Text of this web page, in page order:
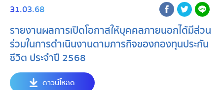
31.03.68
รายงานผลการเปิดโอกาสให้บุคคลภายนอกได้มีส่วน
ร่วมในการดำเนินงานตามภารกิจของกองทุนประกัน
ชีวิต ประจำปี 2568
ดาวน์โหลด